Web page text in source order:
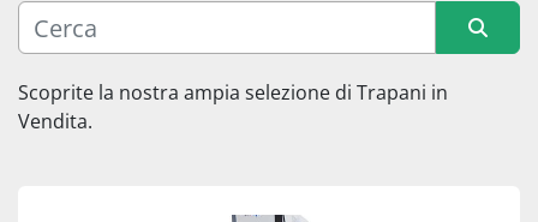
Produttore
Modello
Ordina per
Scoprite la nostra ampia selezione di Trapani in
Vendita.